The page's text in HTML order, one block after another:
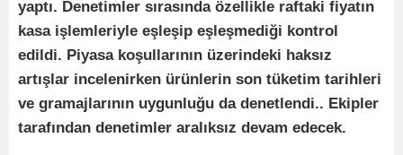
yaptı. Denetimler sırasında özellikle raftaki fiyatın
kasa işlemleriyle eşleşip eşleşmediği kontrol
edildi. Piyasa koşullarının üzerindeki haksız
artışlar incelenirken ürünlerin son tüketim tarihleri
ve gramajlarının uygunluğu da denetlendi.. Ekipler
tarafından denetimler aralıksız devam edecek.